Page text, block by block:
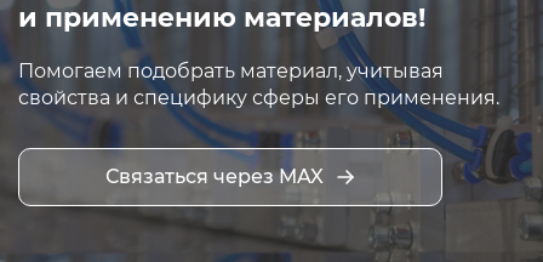
и применению материалов!
Помогаем подобрать материал, учитывая
свойства и специфику сферы его применения.
Связаться через MAX